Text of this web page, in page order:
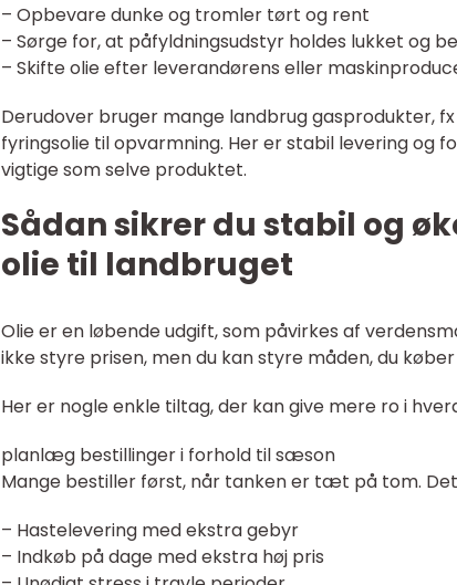
– Opbevare dunke og tromler tørt og rent
– Sørge for, at påfyldningsudstyr holdes lukket og
– Skifte olie efter leverandørens eller
Derudover bruger mange landbrug gasprodukter,
fyringsolie til opvarmning. Her er stabil levering
vigtige som selve produktet.
Sådan sikrer du stabil og
olie til landbruget
Olie er en løbende udgift, som påvirkes af
ikke styre prisen, men du kan styre måden, du
Her er nogle enkle tiltag, der kan give mere ro i
planlæg bestillinger i forhold til sæson
Mange bestiller først, når tanken er tæt på tom.
– Hastelevering med ekstra gebyr
– Indkøb på dage med ekstra høj pris